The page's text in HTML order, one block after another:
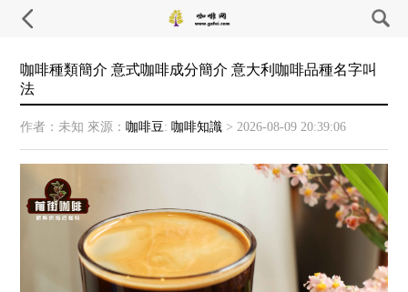
咖啡種類簡介 意式咖啡成分簡介 意大利咖啡品種名字叫
法
作者：未知 來源：咖啡豆:咖啡知識 >2026-08-09 20:39:06